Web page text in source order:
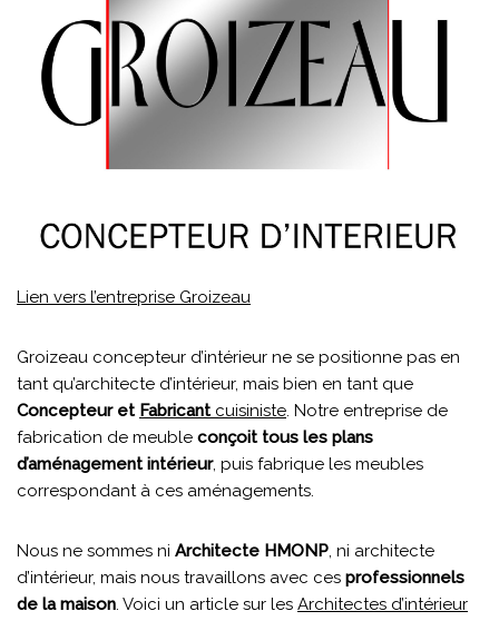
Lien vers l’entreprise Groizeau
Groizeau concepteur d’intérieur ne se positionne pas en
tant qu’architecte d’intérieur, mais bien en tant que
Concepteur et Fabricant cuisiniste . Notre entreprise de
fabrication de meuble conçoit tous les plans
d’aménagement intérieur, puis fabrique les meubles
correspondant à ces aménagements.
Nous ne sommes ni Architecte HMONP , ni architecte
d’intérieur, mais nous travaillons avec ces professionnels
de la maison . Voici un article sur les Architectes d’intérieur